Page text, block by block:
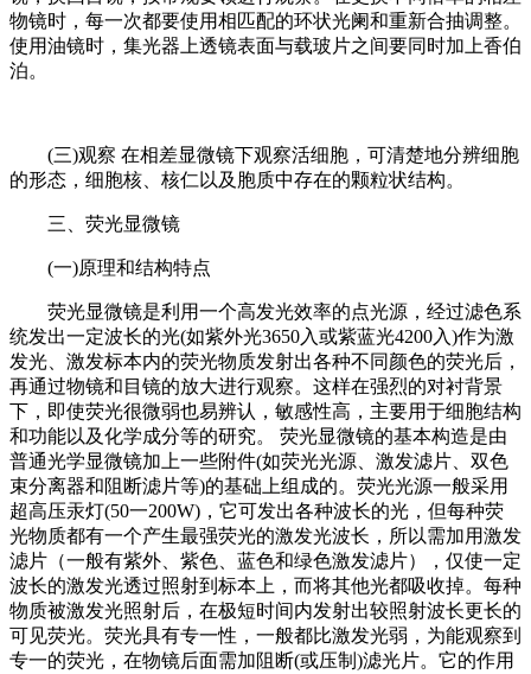
物镜时，每一次都要使用相匹配的环状光阑和重新合抽调整。
使用油镜时，集光器上透镜表面与载玻片之间要同时加上香伯
泊。
(三)观察 在相差显微镜下观察活细胞，可清楚地分辨细胞
的形态，细胞核、核仁以及胞质中存在的颗粒状结构。
三、荧光显微镜
(一)原理和结构特点
荧光显微镜是利用一个高发光效率的点光源，经过滤色系
统发出一定波长的光(如紫外光3650入或紫蓝光4200入)作为激
发光、激发标本内的荧光物质发射出各种不同颜色的荧光后，
再通过物镜和目镜的放大进行观察。这样在强烈的对衬背景
下，即使荧光很微弱也易辨认，敏感性高，主要用于细胞结构
和功能以及化学成分等的研究。 荧光显微镜的基本构造是由
普通光学显微镜加上一些附件(如荧光光源、激发滤片、双色
束分离器和阻断滤片等)的基础上组成的。荧光光源一般采用
超高压汞灯(50一200W)，它可发出各种波长的光，但每种荧
光物质都有一个产生最强荧光的激发光波长，所以需加用激发
滤片（一般有紫外、紫色、蓝色和绿色激发滤片），仅使一定
波长的激发光透过照射到标本上，而将其他光都吸收掉。每种
物质被激发光照射后，在极短时间内发射出较照射波长更长的
可见荧光。荧光具有专一性，一般都比激发光弱，为能观察到
专一的荧光，在物镜后面需加阻断(或压制)滤光片。它的作用